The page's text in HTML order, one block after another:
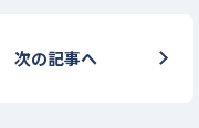
次の記事へ